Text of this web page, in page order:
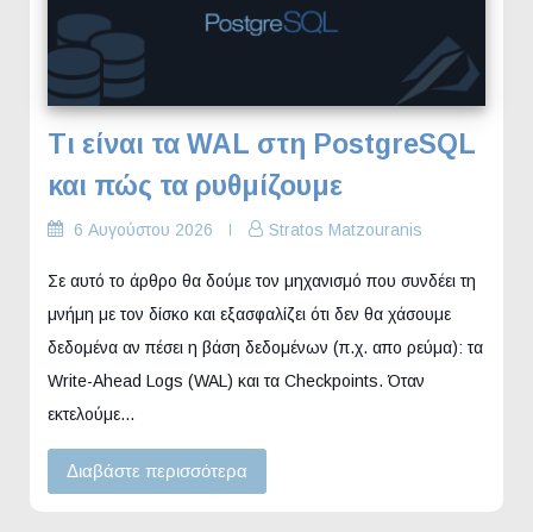
Τι είναι τα WAL στη PostgreSQL
και πώς τα ρυθμίζουμε
6 Αυγούστου 2026 Stratos Matzouranis
Σε αυτό το άρθρο θα δούμε τον μηχανισμό που συνδέει τη
μνήμη με τον δίσκο και εξασφαλίζει ότι δεν θα χάσουμε
δεδομένα αν πέσει η βάση δεδομένων (π.χ. απο ρεύμα): τα
Write-Ahead Logs (WAL) και τα Checkpoints. Όταν
εκτελούμε…
Διαβάστε περισσότερα